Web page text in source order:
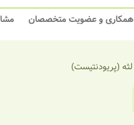
همکاری و عضویت متخصصان
(پریودنتیست)